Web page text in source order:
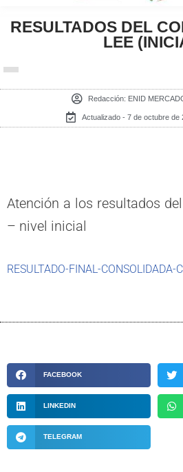
RESULTADOS DEL
LEE
Redacción: ENID
Actualizado - 7 de octubre de
Atención a los resultados
– nivel inicial
RESULTADO-FINAL-CONSOLIDADA-
FACEBOOK
LINKEDIN
TELEGRAM